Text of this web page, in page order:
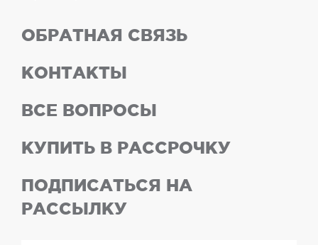
ОБРАТНАЯ СВЯЗЬ
КОНТАКТЫ
ВСЕ ВОПРОСЫ
КУПИТЬ В РАССРОЧКУ
ПОДПИСАТЬСЯ НА
РАССЫЛКУ